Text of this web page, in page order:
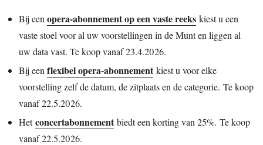
Bij een opera-abonnement op een vaste reeks kiest u een
vaste stoel voor al uw voorstellingen in de Munt en liggen al
uw data vast. Te koop vanaf 23.4.2026.
Bij een flexibel opera-abonnementkiest u voor elke
voorstelling zelf de datum, de zitplaats en de categorie. Te koop
vanaf 22.5.2026.
Hetconcertabonnementbiedt een korting van 25%. Te koop
vanaf 22.5.2026.